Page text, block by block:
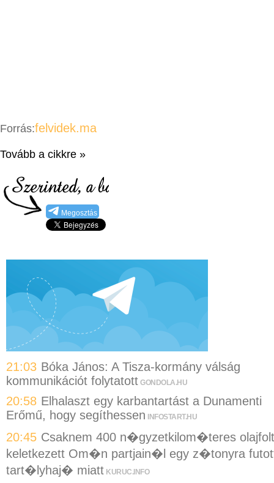
Forrás:felvidek.ma
Tovább a cikkre »
Megosztás
21:03 Bóka János: A Tisza-kormány válság
kommunikációt folytatott GONDOLA.HU
20:58 Elhalaszt egy karbantartást a Dunamenti
Erőmű, hogy segíthessen
INFOSTART.HU
20:45 Csaknem 400 n�gyzetkilom�teres olajfolt
keletkezett Om�n partjain�l egy z�tonyra
tart�lyhaj� miatt KURUC.INFO